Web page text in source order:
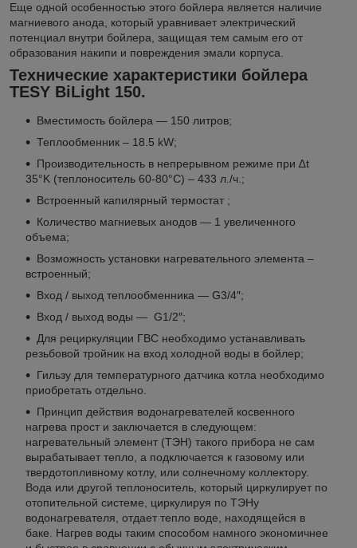
Еще одной особенностью этого бойлера является наличие
магниевого анода, который уравнивает электрический
потенциал внутри бойлера, защищая тем самым его от
образования накипи и повреждения эмали корпуса.
Технические характеристики бойлера
TESY BiLight 150.
Вместимость бойлера — 150 литров;
Теплообменник – 18.5 kW;
Производительность в непрерывном режиме при ∆t
35°K (теплоноситель 60-80°C) – 433 л./ч.;
Встроенный капилярный термостат ;
Количество магниевых анодов — 1 увеличенного
объема;
Возможность установки нагревательного элемента –
встроенный;
Вход / выход теплообменника — G3/4″;
Вход / выход воды — G1/2″;
Для рециркуляции ГВС необходимо устанавливать
резьбовой тройник на вход холодной воды в бойлер;
Гильзу для температурного датчика котла необходимо
приобретать отдельно.
Принцип действия водонагревателей косвенного
нагрева прост и заключается в следующем:
нагревательный элемент (ТЭН) такого прибора не сам
вырабатывает тепло, а подключается к газовому или
твердотопливному котлу, или солнечному коллектору.
Вода или другой теплоноситель, который циркулирует по
отопительной системе, циркулируя по ТЭНу
водонагревателя, отдает тепло воде, находящейся в
баке. Нагрев воды таким способом намного экономичнее